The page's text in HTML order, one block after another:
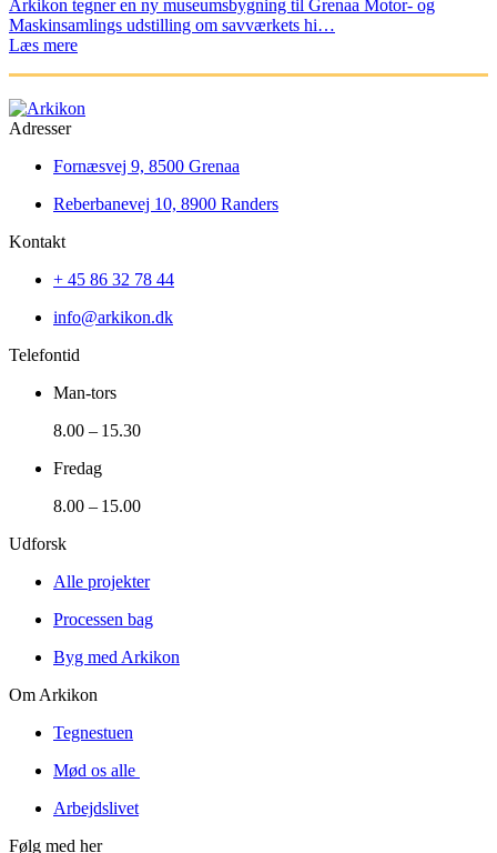
Arkikon tegner en ny museumsbygning til Grenaa Motor- og
Maskinsamlings udstilling om savværkets hi…
Læs mere
Adresser
Fornæsvej 9, 8500 Grenaa
Reberbanevej 10, 8900 Randers
Kontakt
+ 45 86 32 78 44
info@arkikon.dk
Telefontid
Man-tors
8.00 – 15.30
Fredag
8.00 – 15.00
Udforsk
Alle projekter
Processen bag
Byg med Arkikon
Om Arkikon
Tegnestuen
Mød os alle
Arbejdslivet
Følg med her